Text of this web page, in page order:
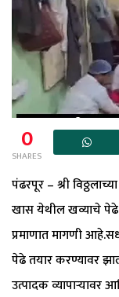
0
SHARES
पंढरपूर – श्री
खास येथील खव्याचे पेढे
प्रमाणात मागणी
पेढे तयार करण्यावर
उत्पादक